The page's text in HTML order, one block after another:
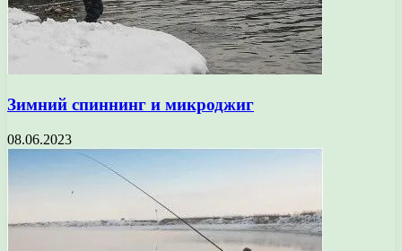
Зимний спиннинг и микроджиг
08.06.2023